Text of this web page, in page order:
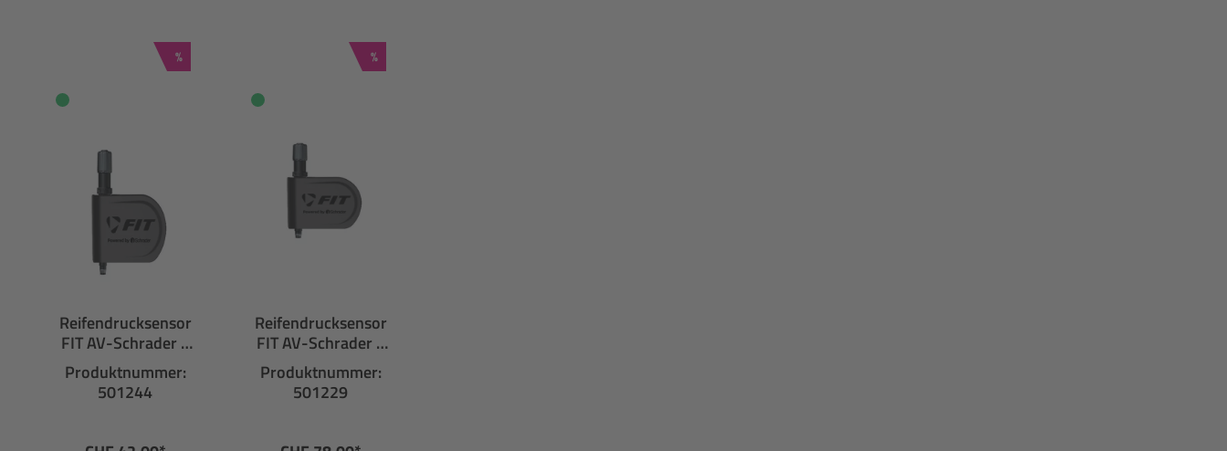
Rabatt
%
Reifendrucksensor
FIT AV-Schrader 1
Stück
Produktnummer:
501244
Rabatt
%
Reifendrucksensor
FIT AV-Schrader 2
Stk.
Produktnummer:
501229